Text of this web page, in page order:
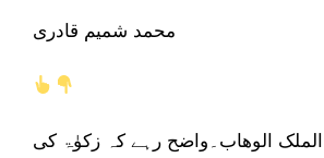
محمد شمیم قادری
الوھاب۔واضح رہے کہ زکوٰۃ کی